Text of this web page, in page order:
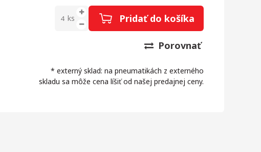
ks Pridať do košíka
Porovnať
* externý sklad: na pneumatikách z externého
skladu sa môže cena líšiť od našej predajnej ceny.